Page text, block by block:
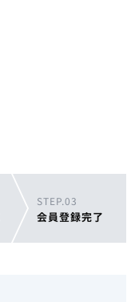
STEP.03
会員登録完了